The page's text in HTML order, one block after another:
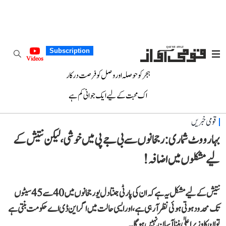
Subscription
Videos
ہجر کو حوصلہ اور وصل کو فرصت درکار
اک محبت کے لیے ایک جوانی کم ہے
قومی خبریں
بہار ووٹ شماری: رجحانوں سے بی جے پی میں خوشی، لیکن نتیش کے
لیے مشکلوں میں اضافہ!
نتیش کے لیے مشکل یہ ہے کہ ان کی پارٹی جنتا دل یو رجحانوں میں 40 سے 45 سیٹوں
تک محدود ہوتی ہوئی نظر آ رہی ہے، اور ایسی حالت میں اگر این ڈی اے حکومت بنتی ہے